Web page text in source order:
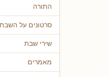
התורה
סרטונים על השבת
שירי שבת
מאמרים